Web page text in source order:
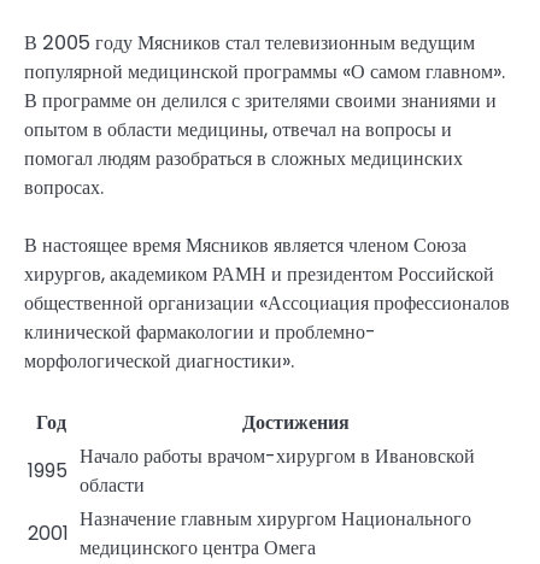
В 2005 году Мясников стал телевизионным ведущим
популярной медицинской программы «О самом главном».
В программе он делился с зрителями своими знаниями и
опытом в области медицины, отвечал на вопросы и
помогал людям разобраться в сложных медицинских
вопросах.
В настоящее время Мясников является членом Союза
хирургов, академиком РАМН и президентом Российской
общественной организации «Ассоциация профессионалов
клинической фармакологии и проблемно-
морфологической диагностики».
Год
Достижения
1995
Начало работы врачом-хирургом в Ивановской
области
2001
Назначение главным хирургом Национального
медицинского центра Омега